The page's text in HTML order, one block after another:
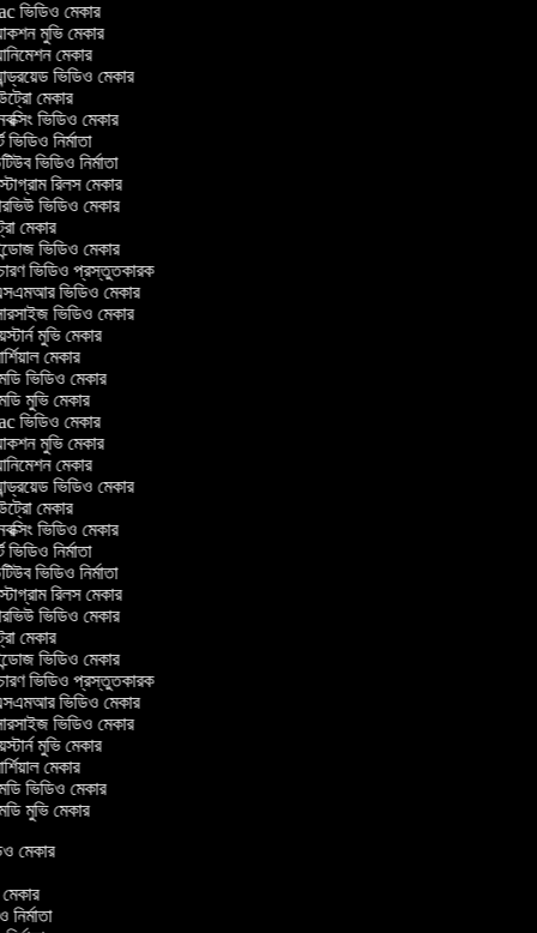
ভিডিও মেকার
মুভি মেকার
মেকার
ভিডিও মেকার
মেকার
ভিডিও মেকার
নির্মাতা
ভিডিও নির্মাতা
রিলস মেকার
ভিডিও মেকার
মেকার
ভিডিও মেকার
ভিডিও প্রস্তুতকারক
ভিডিও মেকার
ভিডিও মেকার
মুভি মেকার
মেকার
ভিডিও মেকার
মুভি মেকার
ভিডিও মেকার
মুভি মেকার
মেকার
ভিডিও মেকার
মেকার
ভিডিও মেকার
নির্মাতা
ভিডিও নির্মাতা
রিলস মেকার
ভিডিও মেকার
মেকার
ভিডিও মেকার
ভিডিও প্রস্তুতকারক
ভিডিও মেকার
ভিডিও মেকার
মুভি মেকার
মেকার
ভিডিও মেকার
মুভি মেকার
মেকার
মেকার
নির্মাতা